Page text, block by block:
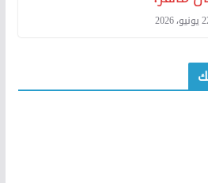
2026